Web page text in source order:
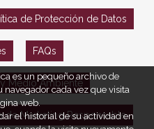
de Protección de Datos
FAQs
Medio Ambiente
de Marketing Responsable
es un pequeño archivo de
cada vez que visita
web.
el historial de su actividad en